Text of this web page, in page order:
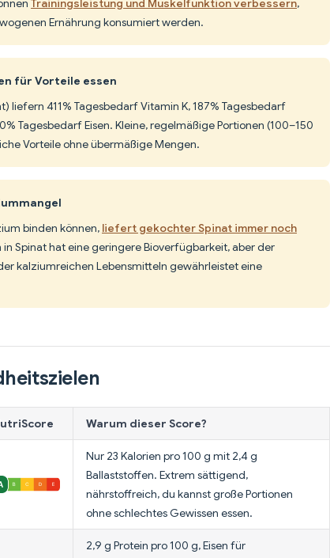
Trainingsleistung und Muskelfunktion verbessern,
Ernährung konsumiert werden.
für Vorteile essen
liefern 411% Tagesbedarf Vitamin K, 187% Tagesbedarf
Tagesbedarf Eisen. Kleine, regelmäßige Portionen (100–150
Vorteile ohne übermäßige Mengen.
binden können, liefert gekochter Spinat immer noch
in Spinat hat eine geringere Bioverfügbarkeit, aber der
kalziumreichen Lebensmitteln gewährleistet eine
Warum dieser Score?
Nur 23 Kalorien pro 100 g mit 2,4 g
Ballaststoffen. Extrem sättigend,
nährstoffreich, du kannst große Portionen
ohne schlechtes Gewissen essen.
2,9 g Protein pro 100 g, Eisen für